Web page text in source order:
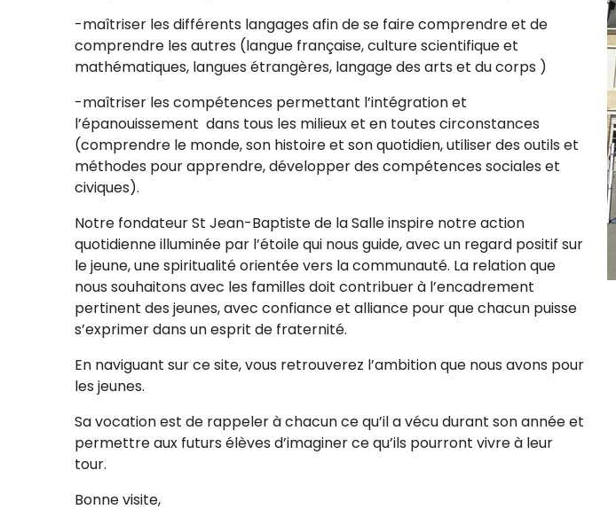
-maîtriser les différents langages afin de se faire comprendre et de
comprendre les autres (langue française, culture scientifique et
mathématiques, langues étrangères, langage des arts et du corps )
-maîtriser les compétences permettant l’intégration et
l’épanouissement dans tous les milieux et en toutes circonstances
(comprendre le monde, son histoire et son quotidien, utiliser des outils et
méthodes pour apprendre, développer des compétences sociales et
civiques).
Notre fondateur St Jean-Baptiste de la Salle inspire notre action
quotidienne illuminée par l’étoile qui nous guide, avec un regard positif sur
le jeune, une spiritualité orientée vers la communauté. La relation que
nous souhaitons avec les familles doit contribuer à l’encadrement
pertinent des jeunes, avec confiance et alliance pour que chacun puisse
s’exprimer dans un esprit de fraternité.
En naviguant sur ce site, vous retrouverez l’ambition que nous avons pour
les jeunes.
Sa vocation est de rappeler à chacun ce qu’il a vécu durant son année et
permettre aux futurs élèves d’imaginer ce qu’ils pourront vivre à leur
tour.
Bonne visite,